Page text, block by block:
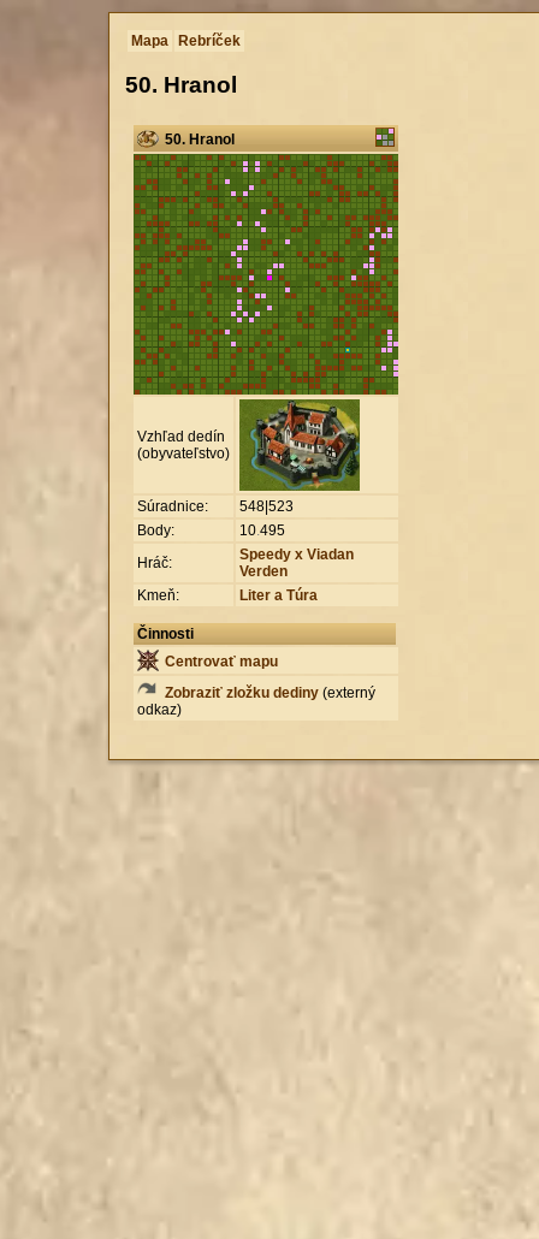
Mapa Rebríček
50. Hranol
50. Hranol
Vzhľad dedín
(obyvateľstvo)
Súradnice:
548|523
Body:
10.495
Hráč:
Speedy x Viadan
Verden
Kmeň:
Liter a Túra
Činnosti
Centrovať mapu
Zobraziť zložku dediny (externý
odkaz)